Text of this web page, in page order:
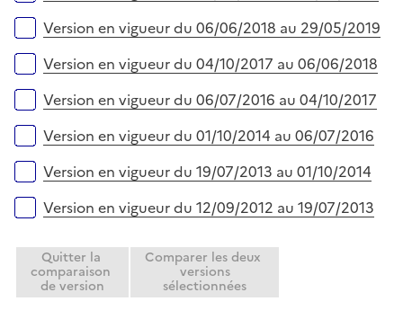
Version en vigueur du 06/06/2018 au 29/05/2019
Version en vigueur du 04/10/2017 au 06/06/2018
Version en vigueur du 06/07/2016 au 04/10/2017
Version en vigueur du 01/10/2014 au 06/07/2016
Version en vigueur du 19/07/2013 au 01/10/2014
Version en vigueur du 12/09/2012 au 19/07/2013
Quitter la
comparaison
de version
Comparer les deux
versions
sélectionnées